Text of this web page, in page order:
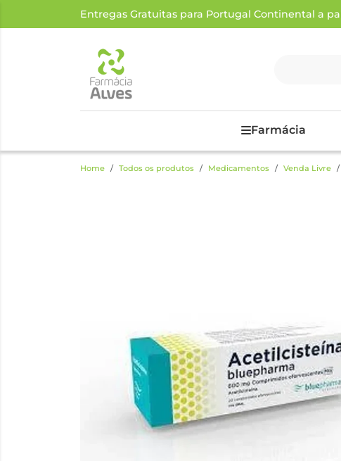
Entregas Gratuitas para Portugal Continental a
Farmácia
Home Todos os produtos Medicamentos Venda Livre